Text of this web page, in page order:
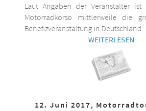
Laut Angaben der Veranstalter ist
Motorradkorso mittlerweile die
Benefizveranstaltung in Deutschland.
WEITERLESEN
12. Juni 2017,